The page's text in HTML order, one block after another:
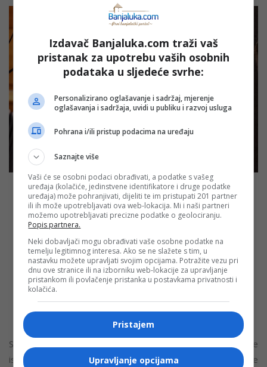
„Možemo ići naprijed samo ako smo zajedno —
oslobođeni tereta i ograničenja. U tome je ključ. Muzika
nam pokazuje mogućnost saradnje, neophodnost
različitosti i suptilnu moć umjetnosti u izgradnji
društva. Politika je danas svuda oko nas, u
svakodnevnom životu, i zato je naša dužnost da
upotrijebimo umjetnost kako bi politika radila za nas, a
ne protiv nas.”
Slično razmišlja i Majk del Fero, pijanista iz Holandije, koji je
istakao da je zajedničko izvođenje Ode radosti znak da je
Izdavač Banjaluka.com traži vaš
pristanak za upotrebu vaših osobnih
podataka u sljedeće svrhe:
Personalizirano oglašavanje i sadržaj, mjerenje
oglašavanja i sadržaja, uvidi u publiku i razvoj usluga
Pohrana i/ili pristup podacima na uređaju
Saznajte više
Vaši će se osobni podaci obrađivati, a podatke s vašeg
uređaja (kolačiće, jedinstvene identifikatore i druge podatke
uređaja) može pohranjivati, dijeliti te im pristupati 201 partner
ili ih može upotrebljavati ova web-lokacija. Mi i naši partneri
možemo upotrebljavati precizne podatke o geolociranju.
Popis partnera.
Neki dobavljači mogu obrađivati vaše osobne podatke na
temelju legitimnog interesa. Ako se ne slažete s tim, u
nastavku možete upravljati svojim opcijama. Potražite vezu pri
dnu ove stranice ili na izborniku web-lokacije za upravljanje
pristankom ili povlačenje pristanka u postavkama privatnosti i
kolačića.
Pristajem
Upravljanje opcijama